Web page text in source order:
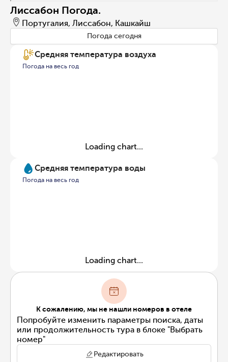
Лиссабон Погода.
Португалия, Лиссабон, Кашкайш
Погода сегодня
Средняя температура воздуха
Погода на весь год
Loading chart...
Средняя температура воды
Погода на весь год
Loading chart...
К сожалению, мы не нашли номеров в отеле
Попробуйте изменить параметры поиска, даты
или продолжительность тура в блоке "Выбрать
номер"
Редактировать